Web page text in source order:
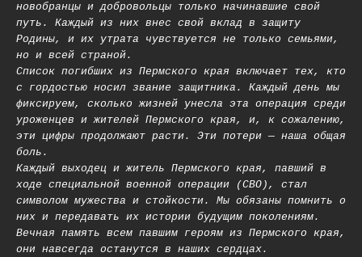
новобранцы и добровольцы только начинавшие свой
путь. Каждый из них внес свой вклад в защиту
Родины, и их утрата чувствуется не только семьями,
но и всей страной.
Список погибших из Пермского края включает тех, кто
с гордостью носил звание защитника. Каждый день мы
фиксируем, сколько жизней унесла эта операция среди
уроженцев и жителей Пермского края, и, к сожалению,
эти цифры продолжают расти. Эти потери — наша общая
боль.
Каждый выходец и житель Пермского края, павший в
ходе специальной военной операции (СВО), стал
символом мужества и стойкости. Мы обязаны помнить о
них и передавать их истории будущим поколениям.
Вечная память всем павшим героям из Пермского края,
они навсегда останутся в наших сердцах.